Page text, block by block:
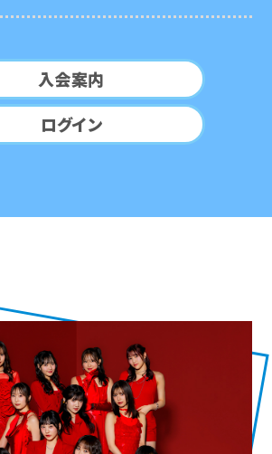
入会案内
ログイン
ARTIST